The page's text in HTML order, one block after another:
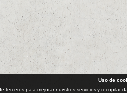
Uso de
terceros para mejorar nuestros servicios y